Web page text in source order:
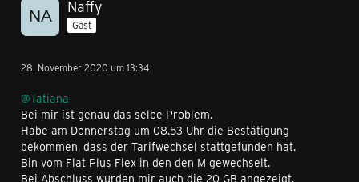
Naffy
Gast
28. November 2020 um 13:34
@Tatiana
Bei mir ist genau das selbe Problem.
Habe am Donnerstag um 08.53 Uhr die Bestätigung
bekommen, dass der Tarifwechsel stattgefunden hat.
Bin vom Flat Plus Flex in den den M gewechselt.
Bei Abschluss wurden mir auch die 20 GB angezeigt.